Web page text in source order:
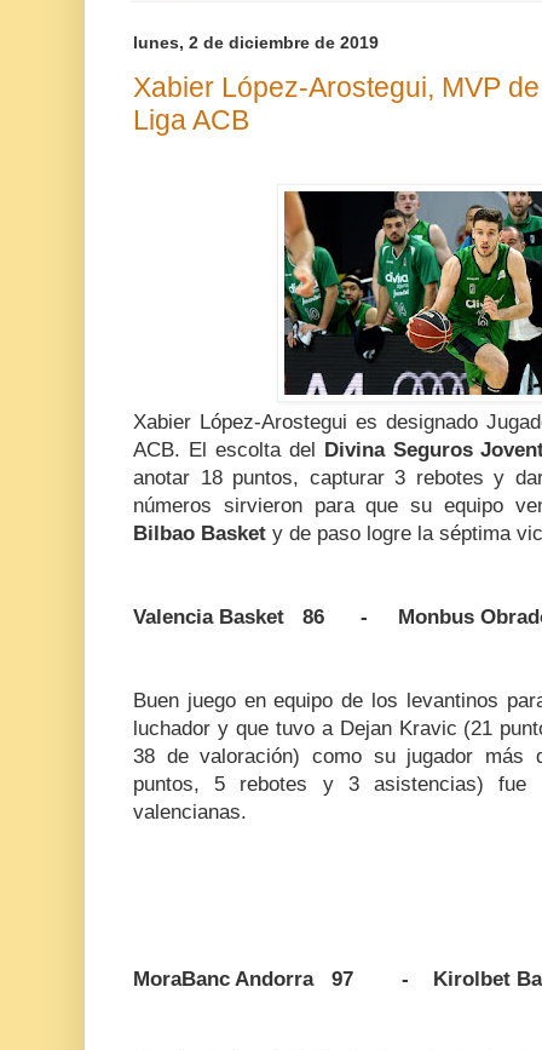
lunes, 2 de diciembre de 2019
Xabier López-Arostegui, MVP
Liga ACB
Xabier López-Arostegui es designado
ACB. El escolta del
Divina Seguros
anotar 18 puntos, capturar 3 rebotes y
números sirvieron para que su equipo
Bilbao Basket y de paso logre la séptima
Valencia Basket 86 - Monbus
Buen juego en equipo de los levantinos
luchador y que tuvo a Dejan Kravic (21
38 de valoración) como su jugador más
puntos, 5 rebotes y 3 asistencias)
valencianas.
MoraBanc Andorra 97 - Kirolbet